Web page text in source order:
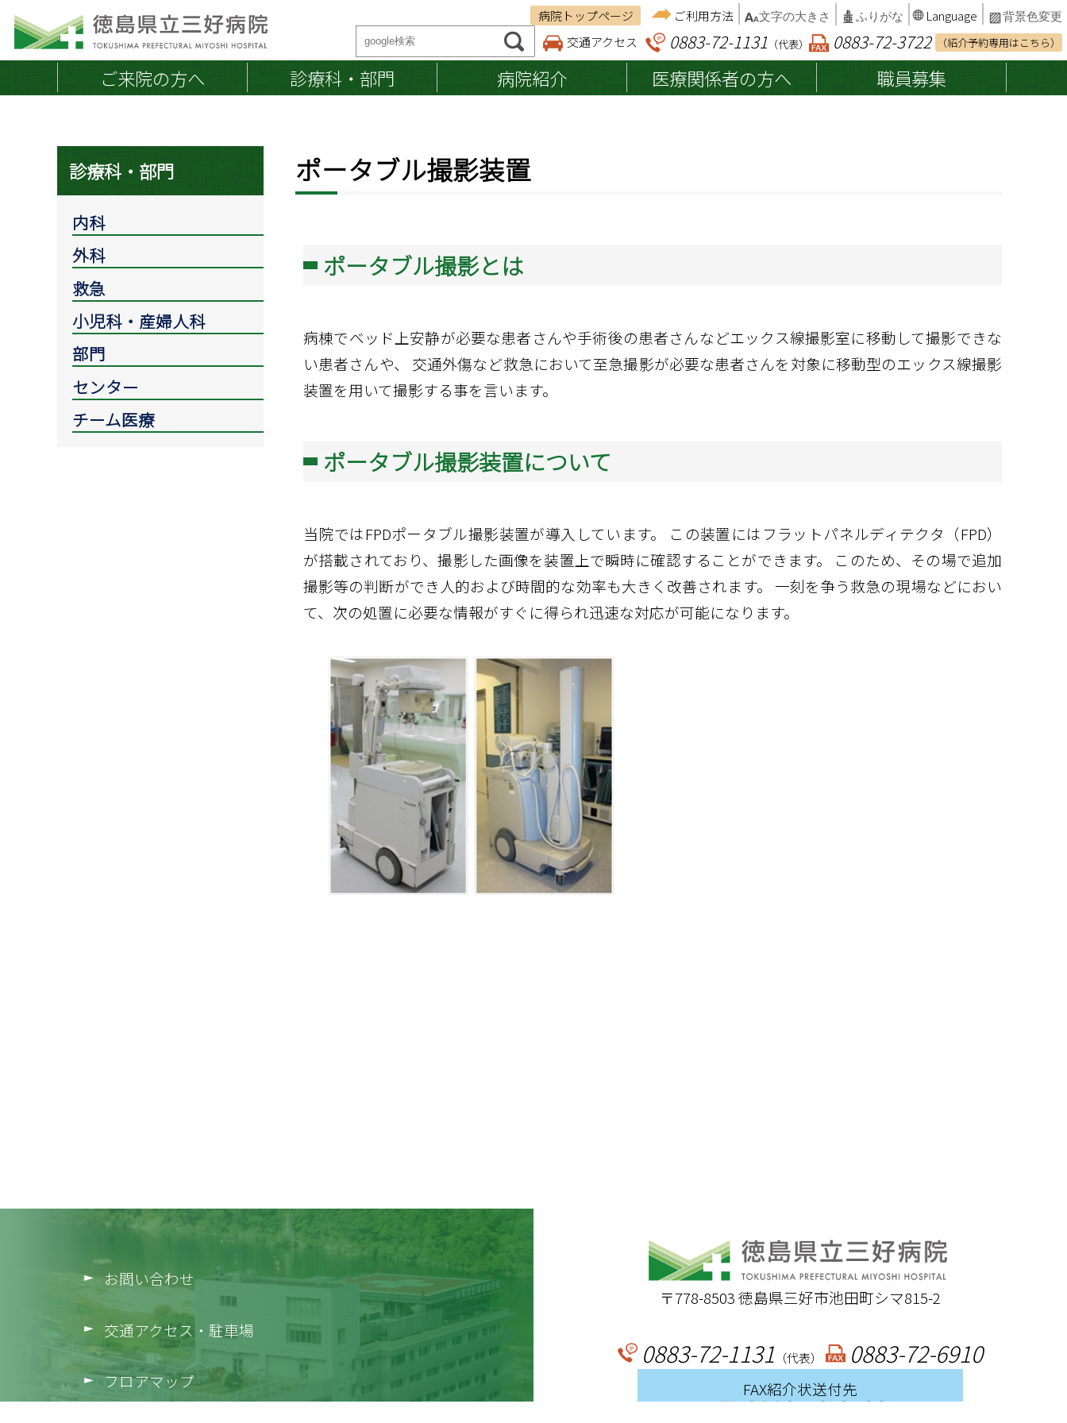
病院トップページ ご利用方法 文字の大きさ ふりがな Language 背景色変更
交通アクセス 0883-72-1131 （代表） 0883-72-3722 （紹介予約専用はこちら）
ご来院の方へ 診療科・部門 病院紹介 医療関係者の方へ 職員募集
外来のご案内
初めて受診される方へ
通院中・再診の方へ
救急外来
会計とお支払い
紹介状持参のお願い
入院のご案内
お見舞い・ご面会の方へ
入院費用・お支払い
入院設備
緩和ケア
院長挨拶 基本理念
当院の概要・沿革
施設案内
医療体制
へき地医療拠点病院
取り組み
地域連携医の皆さまへ 保険調剤薬局の皆さまへ
診療科・部門
内科
外科
救急
小児科・産婦人科
部門
センター
チーム医療
ポータブル撮影装置
ポータブル撮影とは
病棟でベッド上安静が必要な患者さんや手術後の患者さんなどエックス線撮影室に移動して撮影できな
い患者さんや、 交通外傷など救急において至急撮影が必要な患者さんを対象に移動型のエックス線撮影
装置を用いて撮影する事を言います。
ポータブル撮影装置について
当院ではFPDポータブル撮影装置が導入しています。 この装置にはフラットパネルディテクタ（FPD）
が搭載されており、撮影した画像を装置上で瞬時に確認することができます。 このため、その場で追加
撮影等の判断ができ人的および時間的な効率も大きく改善されます。 一刻を争う救急の現場などにおい
て、次の処置に必要な情報がすぐに得られ迅速な対応が可能になります。
お問い合わせ
交通アクセス・駐車場
フロアマップ
〒778-8503 徳島県三好市池田町シマ815-2
0883-72-1131 （代表） 0883-72-6910
FAX紹介状送付先
0883-72-3722